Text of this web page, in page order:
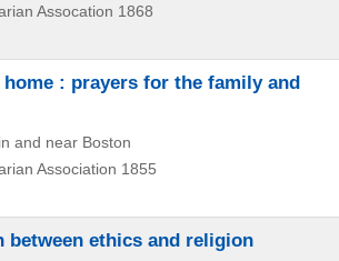
Assocation 1868
home : prayers for the family and
and near Boston
Association 1855
between ethics and religion